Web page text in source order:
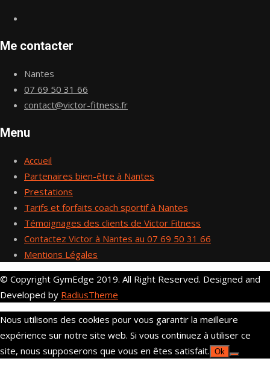
Me contacter
Nantes
07 69 50 31 66
contact@victor-fitness.fr
Menu
Accueil
Partenaires bien-être à Nantes
Prestations
Tarifs et forfaits coach sportif à Nantes
Témoignages des clients de Victor Fitness
Contactez Victor à Nantes au 07 69 50 31 66
Mentions Légales
© Copyright GymEdge 2019. All Right Reserved. Designed and
Developed by RadiusTheme
Nous utilisons des cookies pour vous garantir la meilleure
expérience sur notre site web. Si vous continuez à utiliser ce
site, nous supposerons que vous en êtes satisfait. Ok